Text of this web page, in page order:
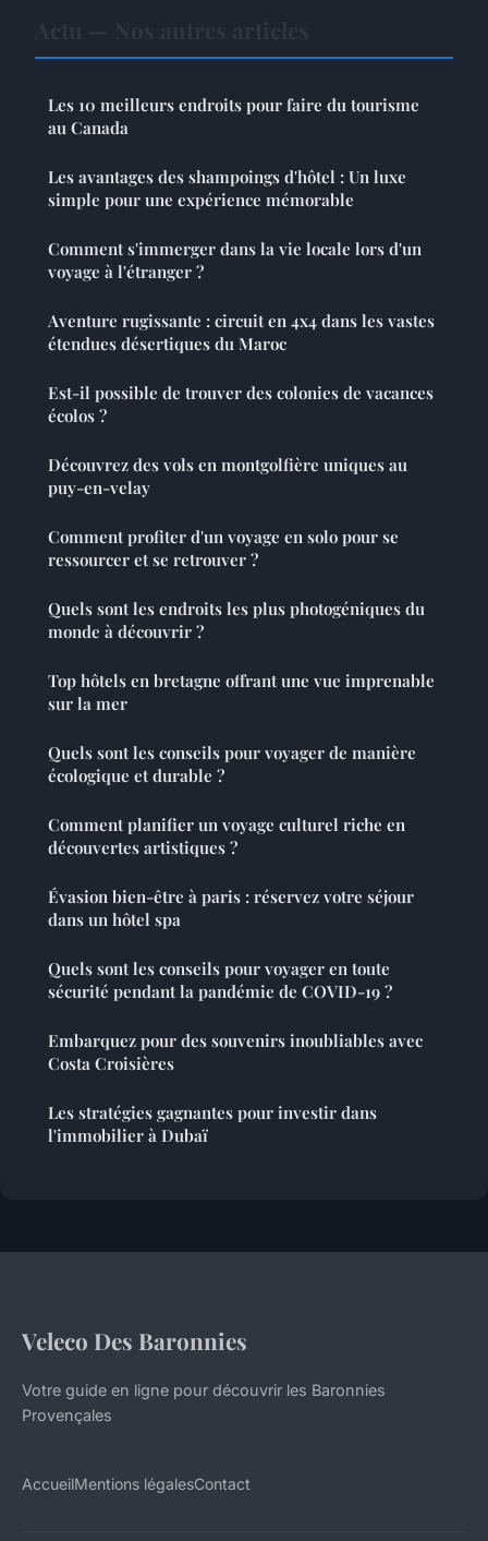
Les 10 meilleurs endroits pour faire du tourisme
au Canada
Les avantages des shampoings d'hôtel : Un luxe
simple pour une expérience mémorable
Comment s'immerger dans la vie locale lors d'un
voyage à l'étranger ?
Aventure rugissante : circuit en 4x4 dans les vastes
étendues désertiques du Maroc
Est-il possible de trouver des colonies de vacances
écolos ?
Découvrez des vols en montgolfière uniques au
puy-en-velay
Comment profiter d'un voyage en solo pour se
ressourcer et se retrouver ?
Quels sont les endroits les plus photogéniques du
monde à découvrir ?
Top hôtels en bretagne offrant une vue imprenable
sur la mer
Quels sont les conseils pour voyager de manière
écologique et durable ?
Comment planifier un voyage culturel riche en
découvertes artistiques ?
Évasion bien-être à paris : réservez votre séjour
dans un hôtel spa
Quels sont les conseils pour voyager en toute
sécurité pendant la pandémie de COVID-19 ?
Embarquez pour des souvenirs inoubliables avec
Costa Croisières
Les stratégies gagnantes pour investir dans
l'immobilier à Dubaï
Veleco Des Baronnies
Votre guide en ligne pour découvrir les Baronnies
Provençales
AccueilMentions légalesContact